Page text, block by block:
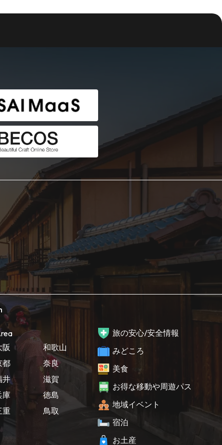
阪
都
井
庫
重
和歌山
奈良
滋賀
徳島
鳥取
旅の安心/安全情報
みどころ
美食
お得な移動や周遊パス
地域イベント
宿泊
お土産